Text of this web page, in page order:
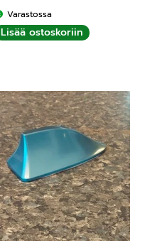
Varastossa
Lisää ostoskoriin